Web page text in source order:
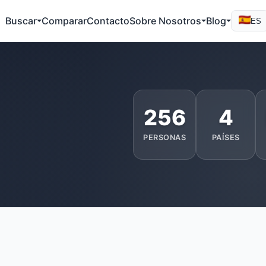
Buscar CompararContactoSobre Nosotros Blog ES
256
PERSONAS
4
PAÍSES